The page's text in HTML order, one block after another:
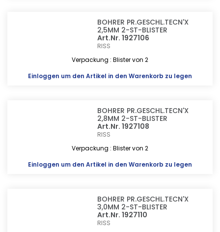
BOHRER PR.GESCHL.TECN'X
2,5MM 2-ST-BLISTER
Art.Nr. 1927106
RISS
Verpackung : Blister von 2
Einloggen um den Artikel in den Warenkorb zu legen
BOHRER PR.GESCHL.TECN'X
2,8MM 2-ST-BLISTER
Art.Nr. 1927108
RISS
Verpackung : Blister von 2
Einloggen um den Artikel in den Warenkorb zu legen
BOHRER PR.GESCHL.TECN'X
3,0MM 2-ST-BLISTER
Art.Nr. 1927110
RISS